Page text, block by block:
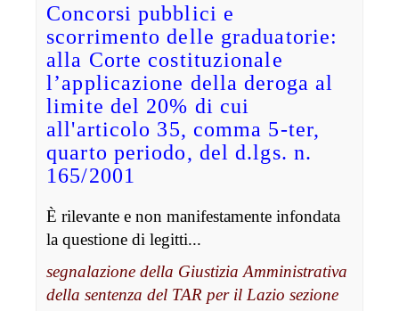
Concorsi pubblici e
scorrimento delle graduatorie:
alla Corte costituzionale
l’applicazione della deroga al
limite del 20% di cui
all'articolo 35, comma 5-ter,
quarto periodo, del d.lgs. n.
165/2001
È rilevante e non manifestamente infondata
la questione di legitti...
segnalazione della Giustizia Amministrativa
della sentenza del TAR per il Lazio sezione